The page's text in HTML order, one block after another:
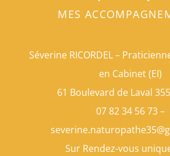
MES
Séverine RICORDEL –
en Cabinet (EI)
61 Boulevard de Laval
07 82 34 56 73 –
Sur Rendez-vous